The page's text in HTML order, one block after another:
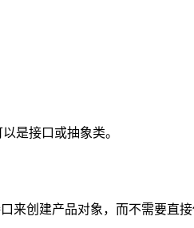
是接口或抽象类。
创建产品对象，而不需要直接